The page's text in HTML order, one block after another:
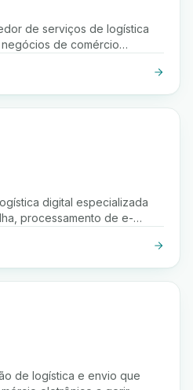
de serviços de logística
de comércio
digital especializada
processamento de e-
e soluções de
de logística e envio que